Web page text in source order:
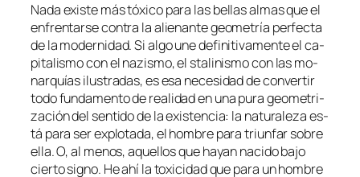
Nada exis­te más tó­xi­co pa­ra las be­llas al­mas que el
en­fren­tar­se con­tra la alie­nan­te geo­me­tría per­fec­ta
de la mo­der­ni­dad. Si al­go une de­fi­ni­ti­va­men­te el ca­
pi­ta­lis­mo con el na­zis­mo, el sta­li­nis­mo con las mo­
nar­quías ilus­tra­das, es esa ne­ce­si­dad de con­ver­tir
to­do fun­da­men­to de reali­dad en una pu­ra geo­me­tri­
za­ción del sen­ti­do de la exis­ten­cia: la na­tu­ra­le­za es­
tá pa­ra ser ex­plo­ta­da, el hom­bre pa­ra triun­far so­bre
ella. O, al me­nos, aque­llos que ha­yan na­ci­do ba­jo
cier­to signo. He ahí la to­xi­ci­dad que pa­ra un hom­bre